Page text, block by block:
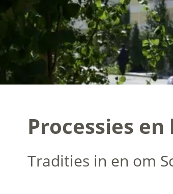
Processies
Tradities in en om